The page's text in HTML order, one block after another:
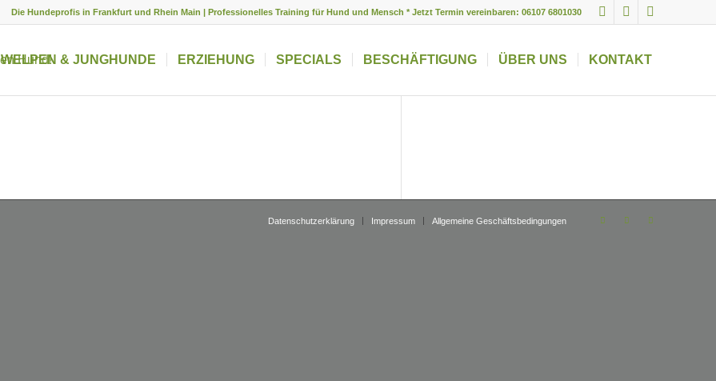
Die Hundeprofis in Frankfurt und Rhein Main | Professionelles Training für Hund und Mensch * Jetzt Termin vereinbaren: 06107 6801030
WELPEN & JUNGHUNDE ERZIEHUNG SPECIALS BESCHÄFTIGUNG ÜBER UNS KONTAKT
Datenschutzerklärung Impressum Allgemeine Geschäftsbedingungen